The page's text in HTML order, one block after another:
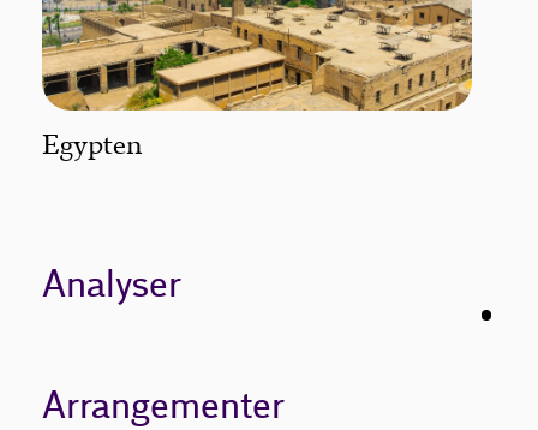
Egypten
Analyser
Arrangementer